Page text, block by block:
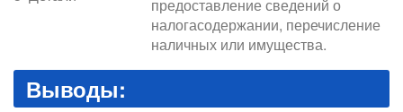
предоставление сведений о
налогасодержании, перечисление
наличных или имущества.
Выводы: